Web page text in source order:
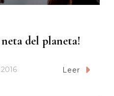
neta del planeta!
Leer